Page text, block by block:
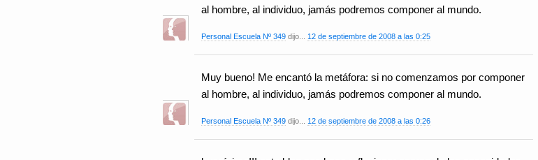
al hombre, al individuo, jamás podremos componer al mundo.
Personal Escuela Nº 349 dijo... 12 de septiembre de 2008 a las 0:25
Muy bueno! Me encantó la metáfora: si no comenzamos por componer
al hombre, al individuo, jamás podremos componer al mundo.
Personal Escuela Nº 349 dijo... 12 de septiembre de 2008 a las 0:26